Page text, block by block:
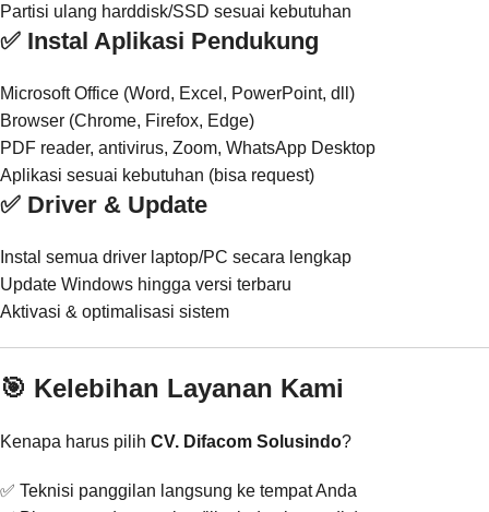
Partisi ulang harddisk/SSD sesuai kebutuhan
✅ Instal Aplikasi Pendukung
Microsoft Office (Word, Excel, PowerPoint, dll)
Browser (Chrome, Firefox, Edge)
PDF reader, antivirus, Zoom, WhatsApp Desktop
Aplikasi sesuai kebutuhan (bisa request)
✅ Driver & Update
Instal semua driver laptop/PC secara lengkap
Update Windows hingga versi terbaru
Aktivasi & optimalisasi sistem
🎯 Kelebihan Layanan Kami
Kenapa harus pilih CV. Difacom Solusindo?
✅ Teknisi panggilan langsung ke tempat Anda